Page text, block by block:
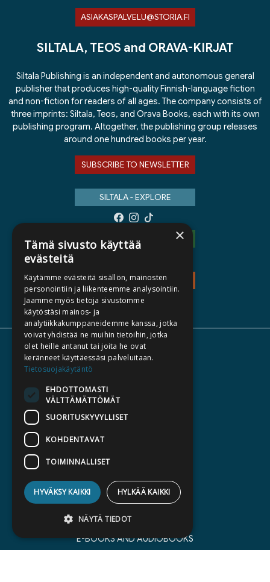
ASIAKASPALVELU@STORIA.FI
SILTALA, TEOS and ORAVA-KIRJAT
Siltala Publishing is an independent and autonomous general
publisher that produces high-quality Finnish-language fiction
and non-fiction for readers of all ages. The company consists of
three imprints: Siltala, Teos, and Orava Books, each with its own
publishing program. Altogether, the publishing group releases
around one hundred books per year.
SUBSCRIBE TO NEWSLETTER
SILTALA - EXPLORE
ORAVA-KIRJAT - EXPLORE
TEOS - EXPLORE
ABOUT US
CATALOGUES
WHAT'S NEW
BECOME AN AUTHOR
BILLING ADDRESS
SILTALA.FI
E-BOOKS AND AUDIOBOOKS
×
Tämä sivusto käyttää
evästeitä
Käytämme evästeitä sisällön, mainosten
personointiin ja liikenteemme analysointiin.
Jaamme myös tietoja sivustomme
käytöstäsi mainos- ja
analytiikkakumppaneidemme kanssa, jotka
voivat yhdistää ne muihin tietoihin, jotka
olet heille antanut tai joita he ovat
keränneet käyttäessäsi palveluitaan.
Tietosuojakäytäntö
EHDOTTOMASTI
VÄLTTÄMÄTTÖMÄT
SUORITUSKYVYLLISET
KOHDENTAVAT
TOIMINNALLISET
HYVÄKSY KAIKKI HYLKÄÄ KAIKKI
NÄYTÄ TIEDOT